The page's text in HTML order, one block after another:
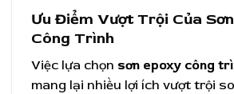
Ưu Điểm Vượt Trội Của
Công Trình
Việc lựa chọn sơn epoxy công
mang lại nhiều lợi ích vượt trội